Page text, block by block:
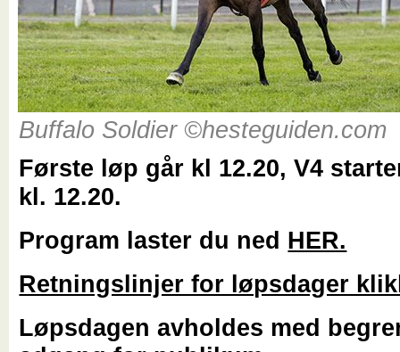
Buffalo Soldier ©hesteguiden.com
Første løp går kl 12.20, V4
kl. 12.20.
Program laster du ned HER.
Retningslinjer for løpsdager
Løpsdagen avholdes med